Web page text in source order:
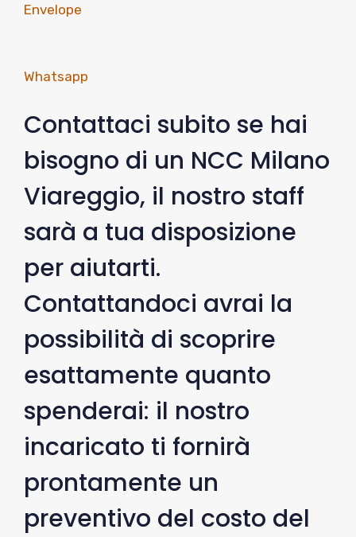
Envelope
Whatsapp
Contattaci subito se hai
bisogno di un NCC Milano
Viareggio, il nostro staff
sarà a tua disposizione
per aiutarti.
Contattandoci avrai la
possibilità di scoprire
esattamente quanto
spenderai: il nostro
incaricato ti fornirà
prontamente un
preventivo del costo del